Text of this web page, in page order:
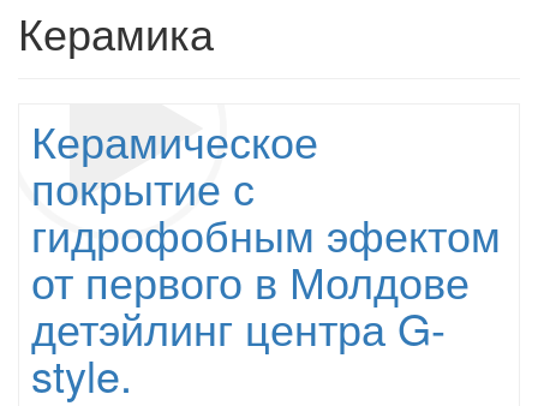
Керамика
Керамическое
покрытие с
гидрофобным эфектом
от первого в Молдове
детэйлинг центра G-
style.